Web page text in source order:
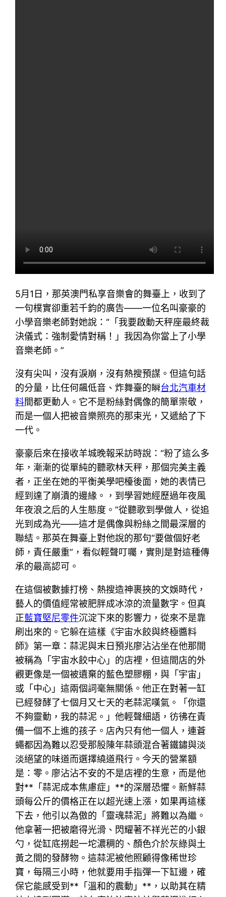
5月1日，那英澳門私享音樂會的舞臺上，收到了
一句樸實卻重若千鈞的廣告——一位名叫豪豪的
小學音樂老師對她說：“「我要啟動天秤座最終裁
決儀式：強制愛情對稱！」我因為你當上了小學
音樂老師。”
沒有尖叫，沒有淚崩，沒有熱搜預謀。但這句話
的分量，比任何飆低音、炸舞臺的瞬台北汽車材
料間都更動人。它不是粉絲對偶像的簡單崇敬，
而是一個人把被音樂照亮的那束光，又遞給了下
一代。
豪豪后來在接收羊城晚報采訪時說：“粉了這么多
年，漸漸的從單純的聽歌林天秤，那個完美主義
者，正坐在她的平衡美學吧檯後面，她的表情已
經到達了崩潰的邊緣。，到學習她經歷過年夜風
年夜浪之后的人生態度。”從聽歌到學做人，從追
光到成為光——這才是偶像與粉絲之間最深層的
聯結。那英在舞臺上對他說的那句“要做個好老
師，責任嚴重”，看似輕聲叮囑，實則是對這種傳
承的最高認可。
在這個被數據打榜、熱搜造神裹挾的文娛時代，
藝人的價值經常被肥胖成冰涼的流量數字。但真
正藍寶堅尼零件沉淀下來的影響力，從來不是靠
刷出來的。它躲在這樣《宇宙水餃與終極醬料
師》第一章：蒜泥與末日預兆廖沾沾坐在他那間
被稱為「宇宙水餃中心」的店裡，但這間店的外
觀更像是一個被遺棄的藍色塑膠棚，與「宇宙」
或「中心」這兩個詞毫無關係。他正在對著一缸
已經發酵了七個月又七天的老蒜泥嘆氣。「你還
不夠靈動，我的蒜泥。」他輕聲細語，彷彿在責
備一個不上進的孩子。店內只有他一個人，連蒼
蠅都因為難以忍受那股陳年蒜頭混合著鐵鏽與淡
淡絕望的味道而選擇繞道飛行。今天的營業額
是：零。廖沾沾不安的不是店裡的生意，而是他
對**「蒜泥成本焦慮症」**的深層恐懼。新鮮蒜
頭每公斤的價格正在以超光速上漲，如果再這樣
下去，他引以為傲的「靈魂蒜泥」將難以為繼。
他拿著一把被磨得光滑、閃耀著不祥光芒的小銀
勺，從缸底撈起一坨濃稠的、顏色介於灰綠與土
黃之間的發酵物。這蒜泥被他照顧得像稀世珍
寶，每隔三小時，他就要用手指彈一下缸邊，確
保它能感受到**「溫和的震動」**，以助其在精